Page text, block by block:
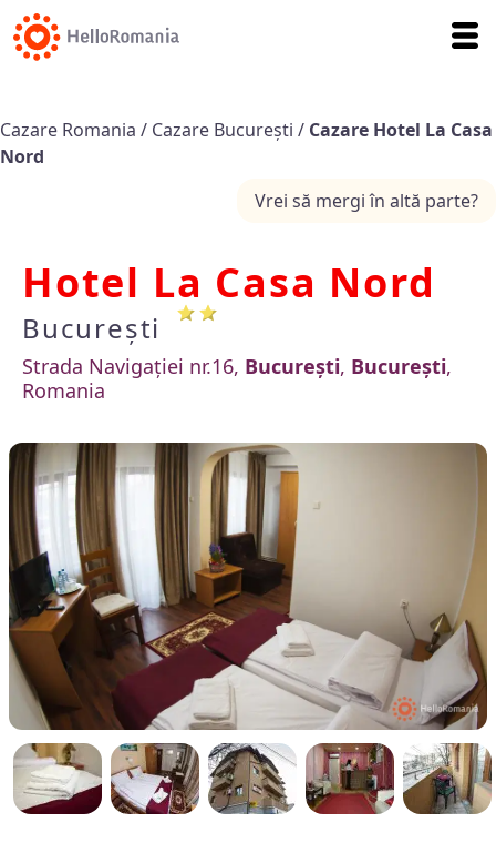
Cazare Romania / Cazare București / Cazare Hotel La Casa
Nord
Vrei să mergi în altă parte?
Hotel La Casa Nord
București
Strada Navigației nr.16, București, București,
Romania